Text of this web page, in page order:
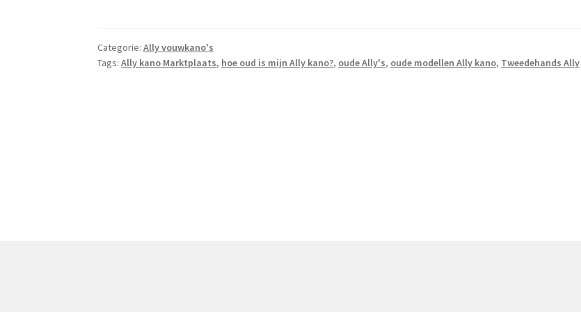
Categorie:Ally vouwkano's
Tags:Ally kano Marktplaats, hoe oud is mijn Ally kano?, oude Ally's, oude modellen Ally kano, Tweedehands Ally